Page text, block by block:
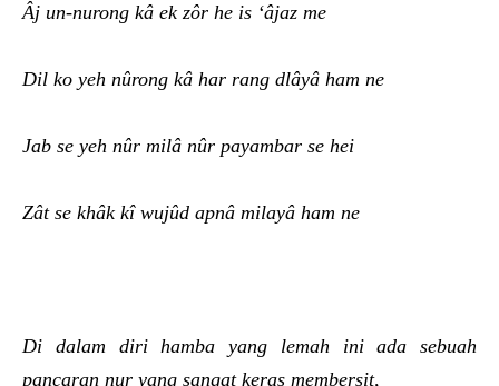
Âj un-nurong kâ ek zôr he is ‘âjaz me
Dil ko yeh nûrong kâ har rang dlâyâ ham ne
Jab se yeh nûr milâ nûr payambar se hei
Zât se khâk kî wujûd apnâ milayâ ham ne
Di dalam diri hamba yang lemah ini ada sebuah
pancaran nur yang sangat keras membersit,